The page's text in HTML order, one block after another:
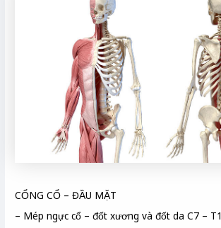
CỔNG CỔ – ĐẦU MẶT
– Mép ngực cổ – đốt xương và đốt da C7 – T1